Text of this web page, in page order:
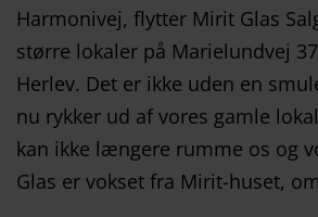
Harmonivej, flytter Mirit Glas
større lokaler på Marielundvej
Herlev. Det er ikke uden en
nu rykker ud af vores gamle
kan ikke længere rumme os og
Glas er vokset fra Mirit-huset,